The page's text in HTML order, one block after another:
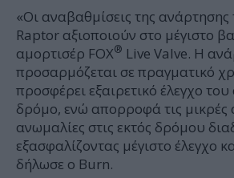
«Οι αναβαθμίσεις της
Raptor αξιοποιούν στο μέγιστο
αμορτισέρ FOX® Live Valve. Η
προσαρμόζεται σε πραγματικό
προσφέρει εξαιρετικό έλεγχο
δρόμο, ενώ απορροφά τις μικρές
ανωμαλίες στις εκτός δρόμου
εξασφαλίζοντας μέγιστο έλεγχο
δήλωσε ο Burn.